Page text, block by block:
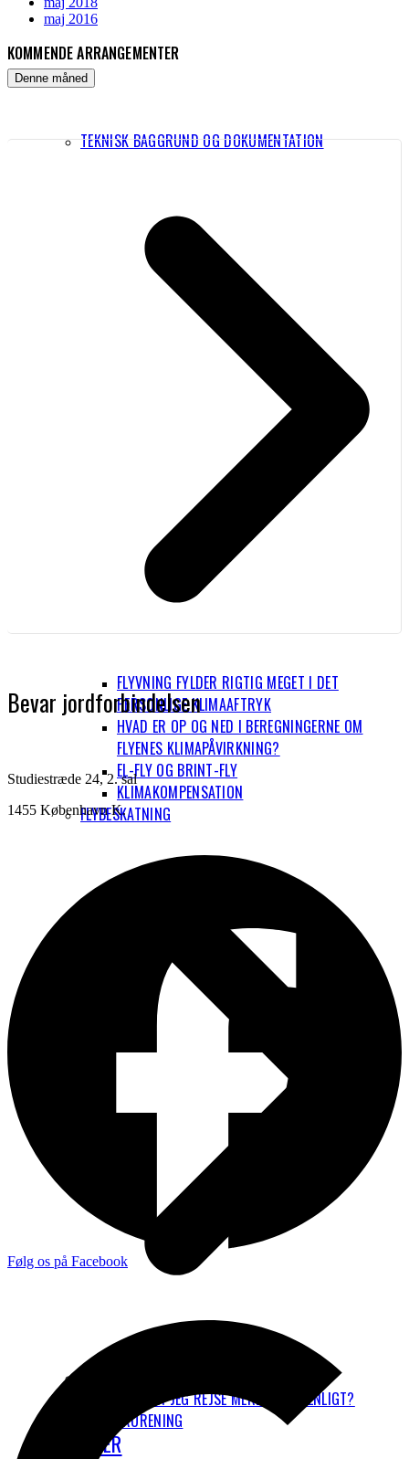
TEKNISK BAGGRUND OG DOKUMENTATION
FLYVNING FYLDER RIGTIG MEGET I DET
PERSONLIGE KLIMAAFTRYK
HVAD ER OP OG NED I BEREGNINGERNE OM
FLYENES KLIMAPÅVIRKNING?
EL-FLY OG BRINT-FLY
KLIMAKOMPENSATION
FLYBESKATNING
HVORDAN KAN JEG REJSE MERE KLIMAVENLIGT?
LUFTFORURENING
NYHEDER
maj 2016
KOMMENDE ARRANGEMENTER
Denne måned
Bevar jordforbindelsen
Studiestræde 24, 2. sal
1455 København K.
Følg os på Facebook